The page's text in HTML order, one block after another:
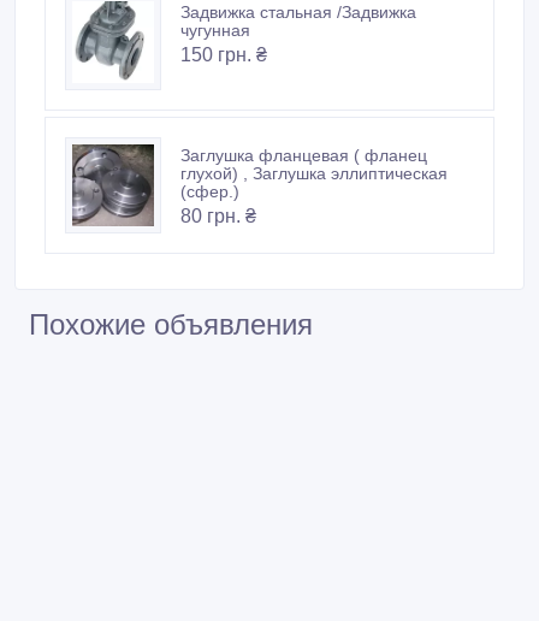
Задвижка стальная /Задвижка
чугунная
150 грн. ₴
Заглушка фланцевая ( фланец
глухой) , Заглушка эллиптическая
(сфер.)
80 грн. ₴
Похожие объявления